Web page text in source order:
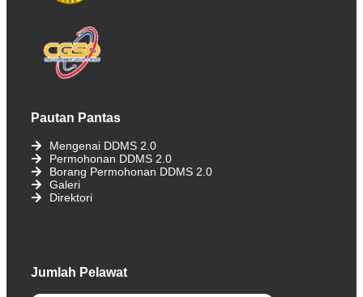
Pautan Pantas
Mengenai DDMS 2.0
Permohonan DDMS 2.0
Borang Permohonan DDMS 2.0
Galeri
Direktori
Jumlah Pelawat